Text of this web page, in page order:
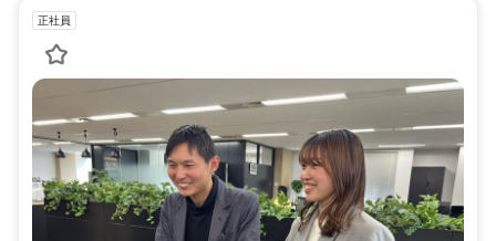
正社員